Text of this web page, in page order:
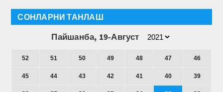
СОНЛАРНИ ТАНЛАШ
Пайшанба, 19-Август
52 51 50 49 48 47 46
45 44 43 42 41 40 39